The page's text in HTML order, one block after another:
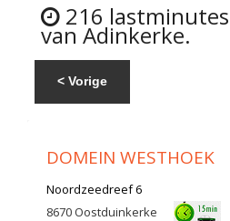
216
van Adinkerke.
< Vorige
DOMEIN WESTHOEK
Noordzeedreef 6
8670Oostduinkerke